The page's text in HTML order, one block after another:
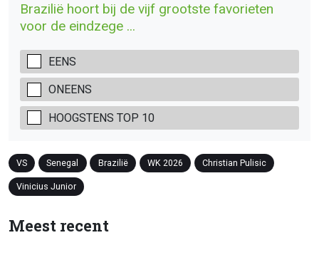
Brazilië hoort bij de vijf grootste favorieten
voor de eindzege ...
EENS
ONEENS
HOOGSTENS TOP 10
VS Senegal Brazilië WK 2026 Christian Pulisic
Vinicius Junior
Meest recent